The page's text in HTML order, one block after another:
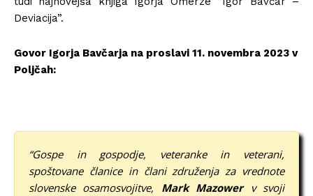
Deviacija”.
Govor Igorja Bavčarja na proslavi 11. novembra 2023 v
Poljčah:
“Gospe in gospodje, veteranke in veterani,
spoštovane članice in člani združenja za vrednote
slovenske osamosvojitve, Mark Mazowerv svoji